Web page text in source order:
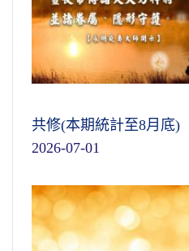
共修(本期統計至8月底)
2026-07-01